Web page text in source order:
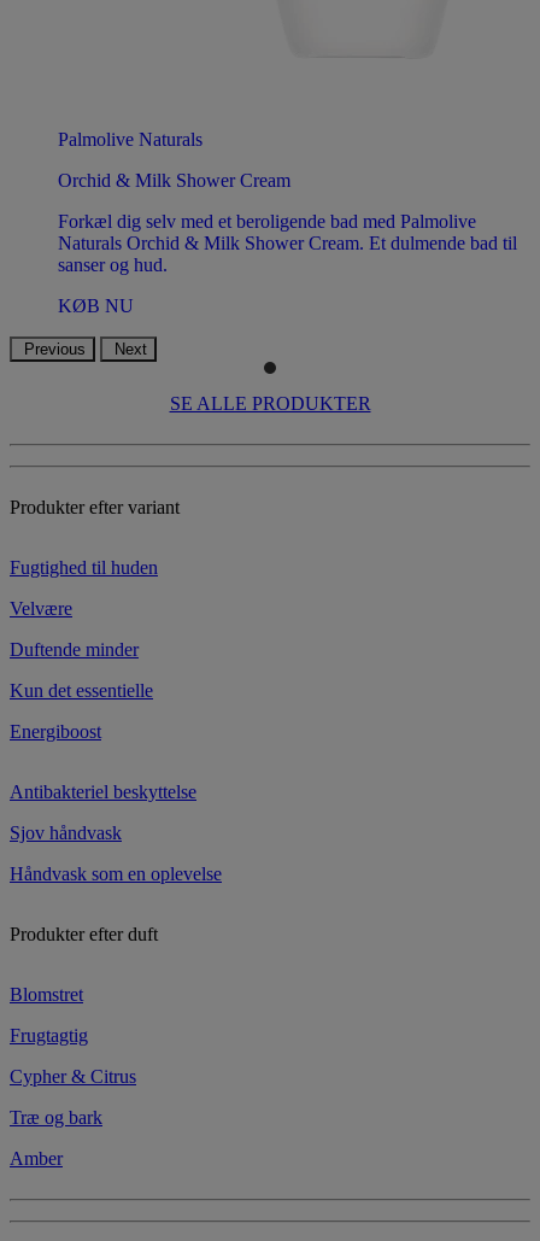
Palmolive Naturals
Orchid & Milk Shower Cream
Forkæl dig selv med et beroligende bad med Palmolive
Naturals Orchid & Milk Shower Cream. Et dulmende bad til
sanser og hud.
KØB NU
Previous Next
SE ALLE PRODUKTER
Produkter efter variant
Fugtighed til huden
Velvære
Duftende minder
Kun det essentielle
Energiboost
Antibakteriel beskyttelse
Sjov håndvask
Håndvask som en oplevelse
Produkter efter duft
Blomstret
Frugtagtig
Cypher & Citrus
Træ og bark
Amber